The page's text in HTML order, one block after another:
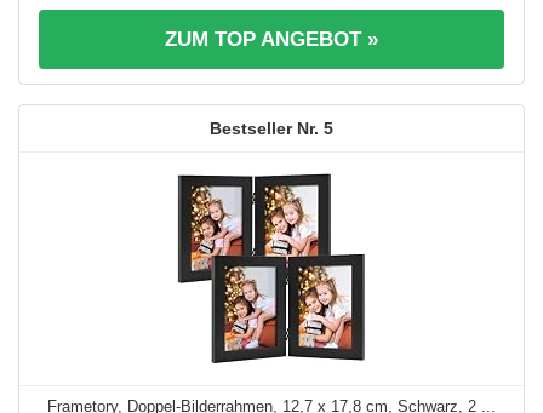
ZUM TOP ANGEBOT »
5
Frametory, Doppel-Bilderrahmen, 12,7 x 17,8 cm, Schwarz, 2 ...